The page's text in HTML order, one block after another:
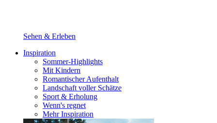
Sehen & Erleben
Inspiration
Sommer-Highlights
Mit Kindern
Romantischer Aufenthalt
Landschaft voller Schätze
Sport & Erholung
Wenn's regnet
Mehr Inspiration